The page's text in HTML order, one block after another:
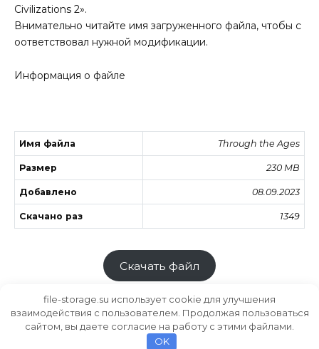
Civilizations 2».
Внимательно читайте имя загруженного файла, чтобы с
оответствовал нужной модификации.
Информация о файле
Имя файла Through the Ages
Размер 230 MB
Добавлено 08.09.2023
Скачано раз 1349
Скачать файл
Хранилище файлов
file-storage.su использует cookie для улучшения
взаимодействия с пользователем. Продолжая пользоваться
сайтом, вы даете согласие на работу с этими файлами.
OK